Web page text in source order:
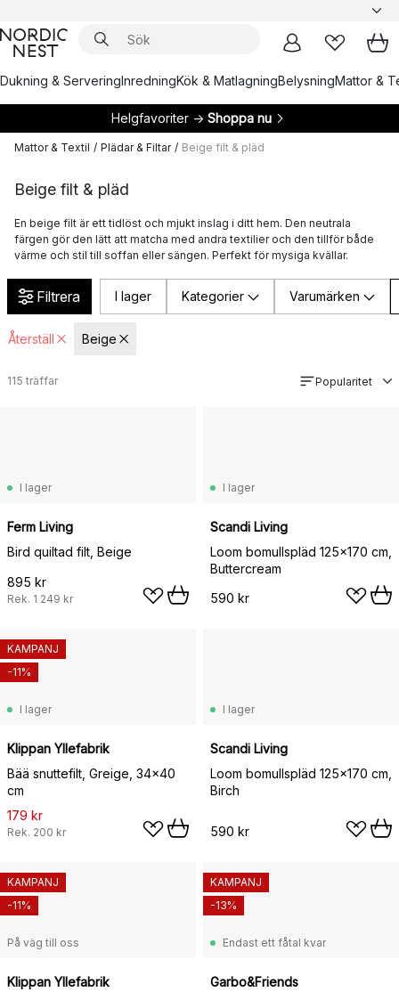
Dukning & ServeringInredningKök & MatlagningBelysningMattor &
Helgfavoriter → Shoppa nu
Mattor & Textil / Plädar & Filtar / Beige filt & pläd
Beige filt & pläd
En beige filt är ett tidlöst och mjukt inslag i ditt hem. Den neutrala
färgen gör den lätt att matcha med andra textilier och den tillför både
värme och stil till soffan eller sängen. Perfekt för mysiga kvällar.
Filtrera I lager Kategorier Varumärken
Återställ Beige
115 träffar Popularitet
I lager
Ferm Living
Bird quiltad filt, Beige
895 kr
Rek. 1 249 kr
I lager
Scandi Living
Loom bomullspläd 125x170 cm,
Buttercream
590 kr
I lager
Klippan Yllefabrik
Bää snuttefilt, Greige, 34x40
cm
179 kr
Rek. 200 kr
KAMPANJ
-11%
I lager
Scandi Living
Loom bomullspläd 125x170 cm,
Birch
590 kr
På väg till oss
Klippan Yllefabrik
KAMPANJ
-11%
Endast ett fåtal kvar
Garbo&Friends
KAMPANJ
-13%